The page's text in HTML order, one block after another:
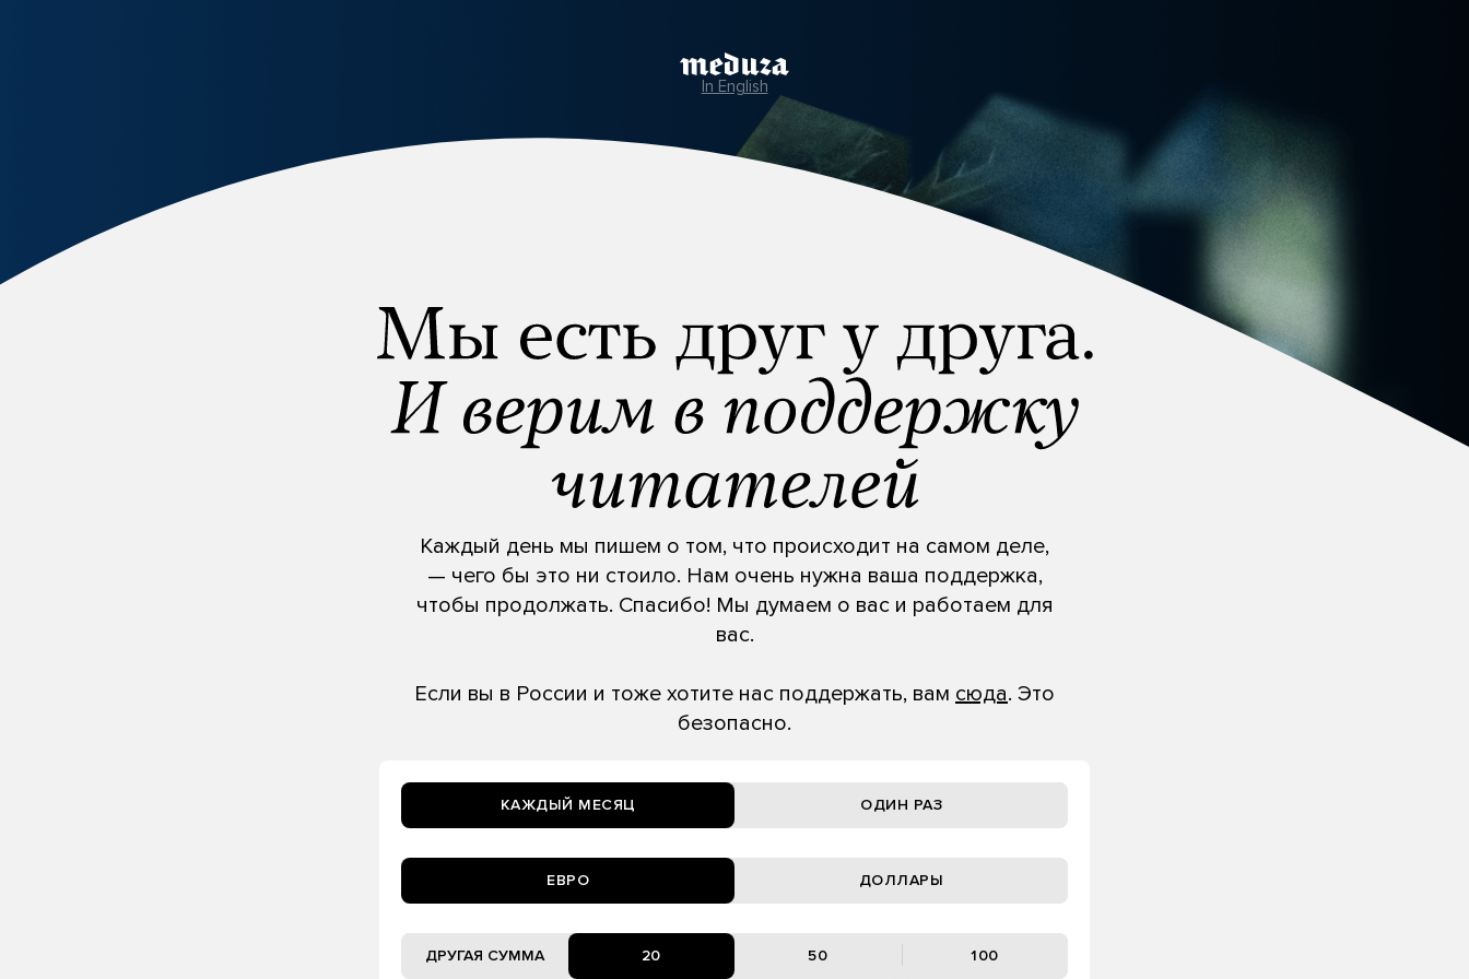
In English
Каждый день мы пишем о том, что происходит на самом деле,
— чего бы это ни стоило. Нам очень нужна ваша поддержка,
чтобы продолжать. Спасибо! Мы думаем о вас и работаем для
вас.
Если вы в России и тоже хотите нас поддержать, вам сюда. Это
безопасно.
КАЖДЫЙ МЕСЯЦ ОДИН РАЗ
ЕВРО ДОЛЛАРЫ
20 50 100